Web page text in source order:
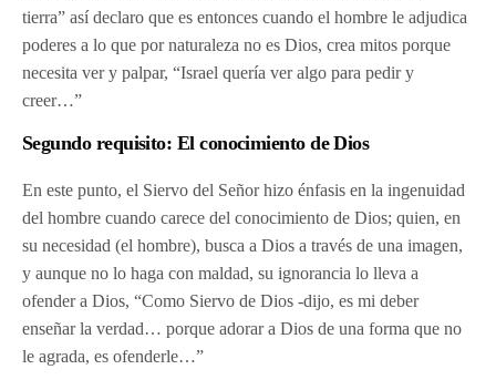
tierra” así declaro que es entonces cuando el hombre le adjudica
poderes a lo que por naturaleza no es Dios, crea mitos porque
necesita ver y palpar, “Israel quería ver algo para pedir y
creer…”
Segundo requisito: El conocimiento de Dios
En este punto, el Siervo del Señor hizo énfasis en la ingenuidad
del hombre cuando carece del conocimiento de Dios; quien, en
su necesidad (el hombre), busca a Dios a través de una imagen,
y aunque no lo haga con maldad, su ignorancia lo lleva a
ofender a Dios, “Como Siervo de Dios -dijo, es mi deber
enseñar la verdad… porque adorar a Dios de una forma que no
le agrada, es ofenderle…”